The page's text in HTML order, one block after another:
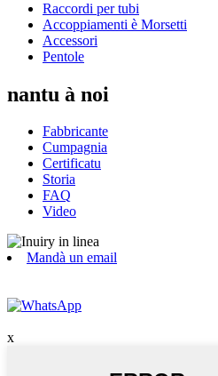
Raccordi per tubi
Accoppiamenti è Morsetti
Accessori
Pentole
nantu à noi
Fabbricante
Cumpagnia
Certificatu
Storia
FAQ
Video
Mandà un email
x